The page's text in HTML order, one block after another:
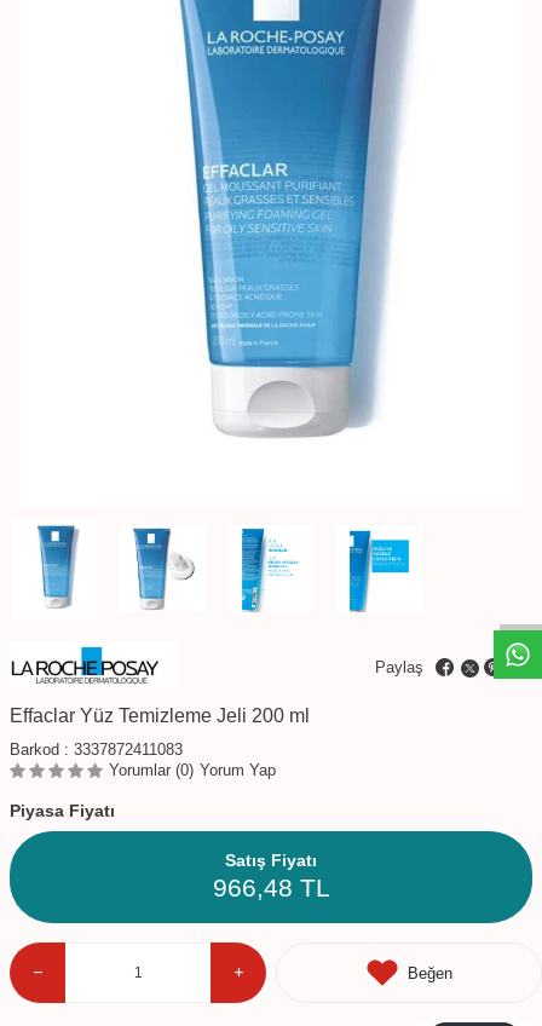
Paylaş
Effaclar Yüz Temizleme Jeli 200 ml
Barkod : 3337872411083
Yorumlar (0) Yorum Yap
Piyasa Fiyatı
Satış Fiyatı
966,48 TL
Beğen